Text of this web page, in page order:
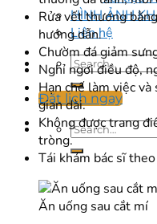
HÌNH ẢNH
Liên hệ
Đặt lịch ngay
Rửa vết thương
hướng dẫn.
Chườm đá giảm
Nghỉ ngơi điều độ,
Hạn chế làm việc
gian dài.
Không được trang
tròng.
Tái khám bác sĩ
Ăn uống sau cắt mí